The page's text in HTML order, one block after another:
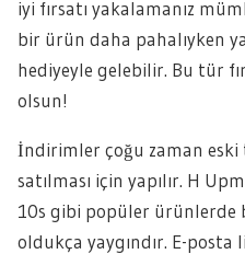
iyi fırsatı yakalamanız
bir ürün daha pahalıyken
hediyeyle gelebilir. Bu tür
olsun!
İndirimler çoğu zaman
satılması için yapılır. H
10s gibi popüler
oldukça yaygındır. E-